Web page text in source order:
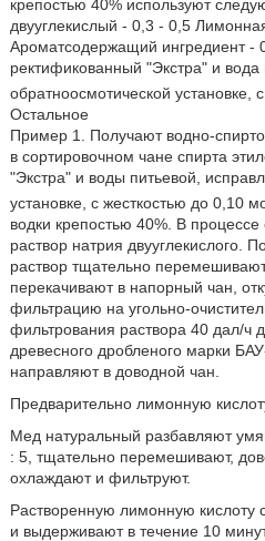
крепостью 40% используют
двууглекислый - 0,3 - 0,5
Ароматсодержащий ингредиент -
ректификованный "Экстра" и
обратноосмотической установке,
Остальное
Пример 1. Получают водно-
в сортировочном чане спирта
"Экстра" и воды питьевой,
установке, с жесткостью до 0,10
водки крепостью 40%. В
раствор натрия двууглекислого.
раствор тщательно
перекачивают в напорный чан,
фильтрацию на угольно-
фильтрования раствора 40 дал/ч
древесного дробленого марки
направляют в доводной чан.
Предварительно лимонную
Мед натуральный разбавляют
: 5, тщательно перемешивают,
охлаждают и фильтруют.
Растворенную лимонную
и выдерживают в течение 10